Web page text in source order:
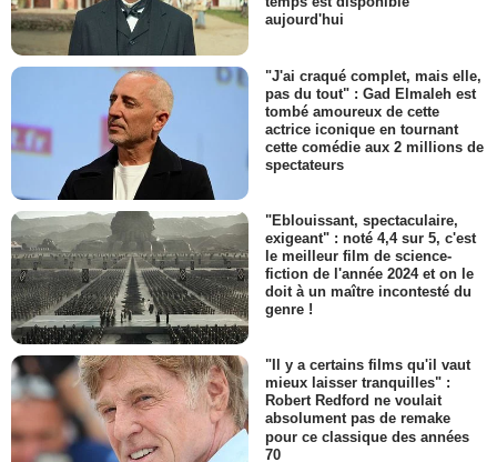
aujourd'hui
"J'ai craqué complet, mais elle,
pas du tout" : Gad Elmaleh est
tombé amoureux de cette
actrice iconique en tournant
cette comédie aux 2 millions de
spectateurs
"Eblouissant, spectaculaire,
exigeant" : noté 4,4 sur 5, c'est
le meilleur film de science-
fiction de l'année 2024 et on le
doit à un maître incontesté du
genre !
"Il y a certains films qu'il vaut
mieux laisser tranquilles" :
Robert Redford ne voulait
absolument pas de remake
pour ce classique des années
70